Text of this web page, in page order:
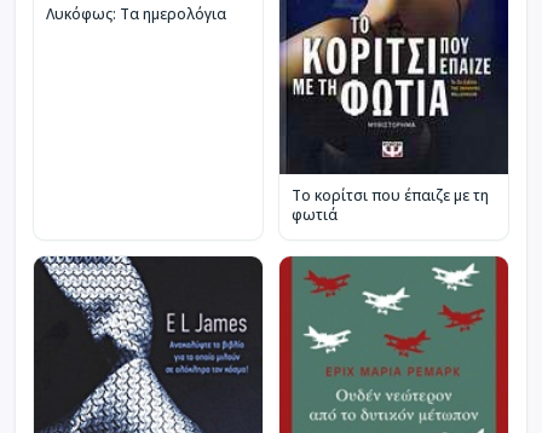
Λυκόφως: Τα ημερολόγια
Το κορίτσι που έπαιζε με τη
φωτιά